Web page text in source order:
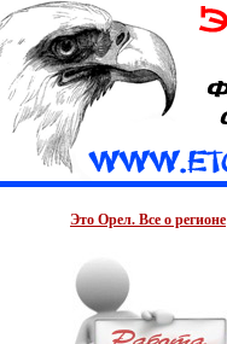
Это Орел. Все о регионе